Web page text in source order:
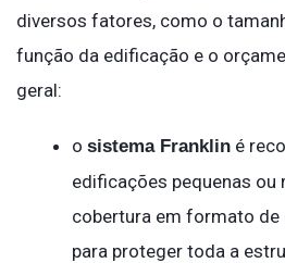
diversos fatores, como o
função da edificação e o
geral:
o sistema Franklin é
edificações pequenas ou
cobertura em formato
para proteger toda a